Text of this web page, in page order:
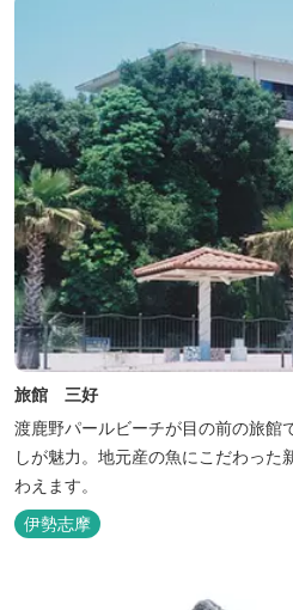
旅館 三好
渡鹿野パールビーチが目の前の旅館
しが魅力。地元産の魚にこだわっ
わえます。
伊勢志摩